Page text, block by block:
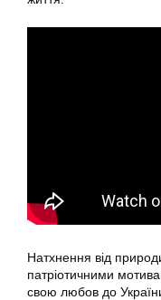
Натхнення від
патріотичними
свою любов до